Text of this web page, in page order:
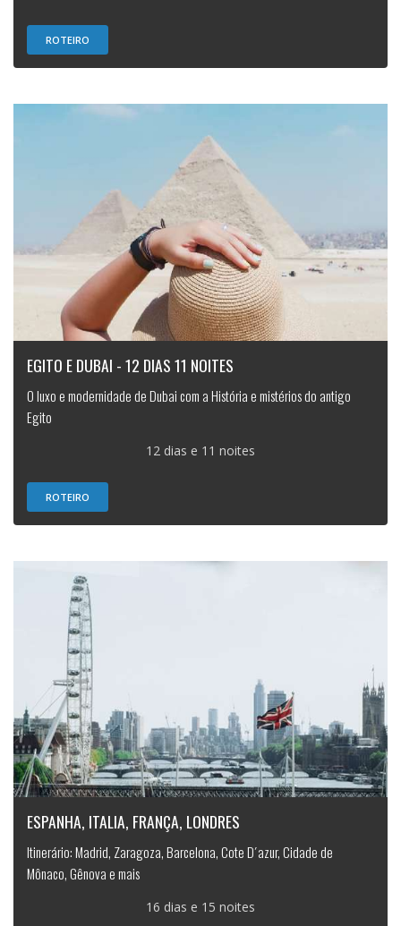
ROTEIRO
EGITO E DUBAI - 12 DIAS 11 NOITES
O luxo e modernidade de Dubai com a História e mistérios do antigo
Egito
12 dias e 11 noites
ROTEIRO
ESPANHA, ITALIA, FRANÇA, LONDRES
Itinerário: Madrid, Zaragoza, Barcelona, Cote D´azur, Cidade de
Mônaco, Gênova e mais
16 dias e 15 noites